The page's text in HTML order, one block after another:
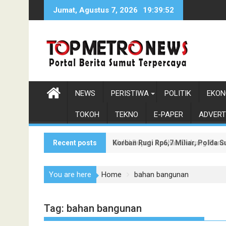
Jumat, Agustus 7, 2026 19:39:53
NEWS PERISTIWA POLITIK
TOKOH TEKNO E-PAPER
Recent posts Korban Rugi Rp6,7 Miliar, Polda
Wakil Bupati Asahan Dukung
You are here Home bahan bangunan
Tag: bahan bangunan